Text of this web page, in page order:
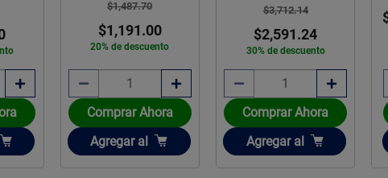
$1,487.70
$1,191.00
20% de descuento
Comprar Ahora
Añadir
Agregar al
$3,712.14
$2,591.24
30% de descuento
Comprar Ahora
Añadir
Agregar al